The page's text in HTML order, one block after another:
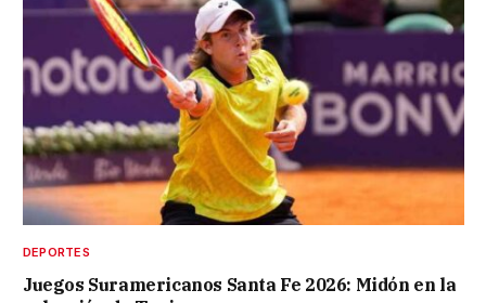
DEPORTES
Juegos Suramericanos Santa Fe 2026: Midón en la